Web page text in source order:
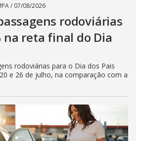
/ 07/08/2026
rodoviárias
na reta final do Dia
rodoviárias para o Dia dos Pais
e 26 de julho, na comparação com a